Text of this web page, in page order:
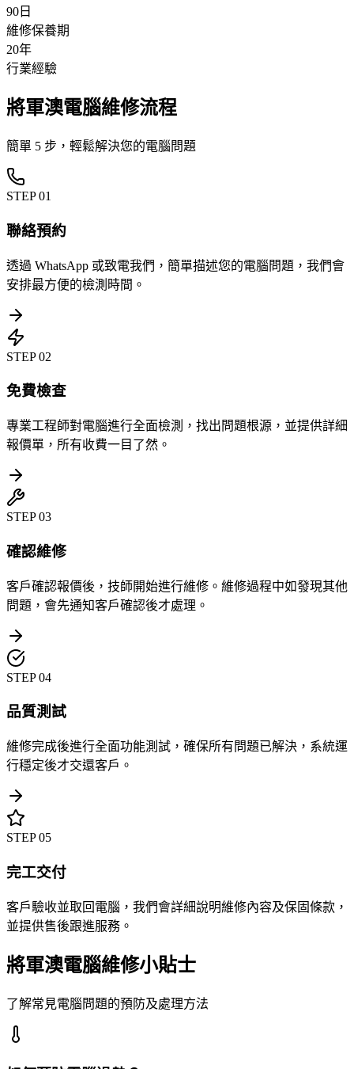
90日
維修保養期
20年
行業經驗
將軍澳電腦維修流程
簡單 5 步，輕鬆解決您的電腦問題
STEP01
聯絡預約
透過 WhatsApp 或致電我們，簡單描述您的電腦問題，我們會
安排最方便的檢測時間。
STEP02
免費檢查
專業工程師對電腦進行全面檢測，找出問題根源，並提供詳細
報價單，所有收費一目了然。
STEP03
確認維修
客戶確認報價後，技師開始進行維修。維修過程中如發現其他
問題，會先通知客戶確認後才處理。
STEP04
品質測試
維修完成後進行全面功能測試，確保所有問題已解決，系統運
行穩定後才交還客戶。
STEP05
完工交付
客戶驗收並取回電腦，我們會詳細說明維修內容及保固條款，
並提供售後跟進服務。
將軍澳電腦維修小貼士
了解常見電腦問題的預防及處理方法